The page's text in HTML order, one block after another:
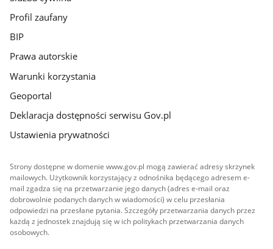
Profil zaufany
BIP
Prawa autorskie
Warunki korzystania
Geoportal
Deklaracja dostępności serwisu Gov.pl
Ustawienia prywatności
Strony dostępne w domenie www.gov.pl mogą zawierać adresy skrzynek
mailowych. Użytkownik korzystający z odnośnika będącego adresem e-
mail zgadza się na przetwarzanie jego danych (adres e-mail oraz
dobrowolnie podanych danych w wiadomości) w celu przesłania
odpowiedzi na przesłane pytania. Szczegóły przetwarzania danych przez
każdą z jednostek znajdują się w ich politykach przetwarzania danych
osobowych.